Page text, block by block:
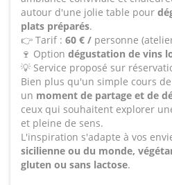
autour d'une jolie table pour
plats préparés.
👉 Tarif : 60 € / personne
🍷 Option dégustation de vins
💡 Service proposé sur
Bien plus qu'un simple cours
un moment de partage et de
ceux qui souhaitent explorer
et pleine de sens.
L'inspiration s'adapte à vos
sicilienne ou du monde,
gluten ou sans lactose.